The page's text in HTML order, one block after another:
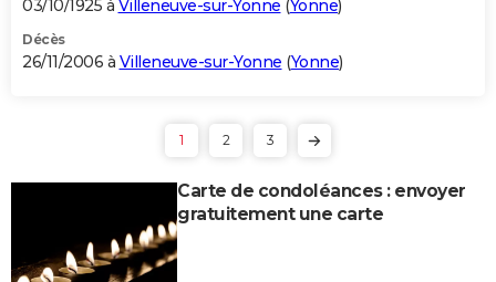
03/10/1925 à Villeneuve-sur-Yonne (Yonne)
Décès
26/11/2006 à Villeneuve-sur-Yonne (Yonne)
1 2 3
Carte de condoléances : envoyer
gratuitement une carte